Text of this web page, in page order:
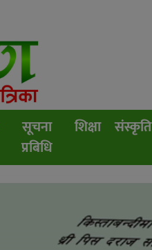
सूचना
प्रबिधि
शिक्षा संस्कृति